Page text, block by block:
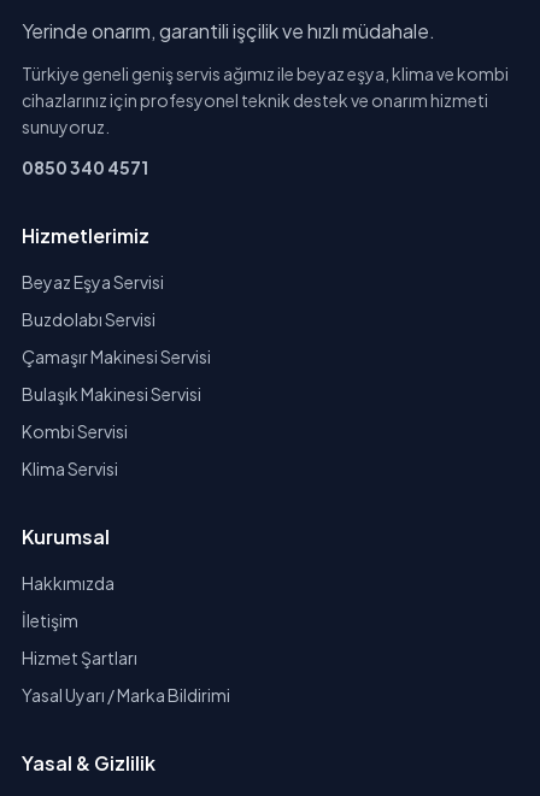
Yerinde onarım, garantili işçilik ve hızlı müdahale.
Türkiye geneli geniş servis ağımız ile beyaz eşya, klima ve kombi
cihazlarınız için profesyonel teknik destek ve onarım hizmeti
sunuyoruz.
0850 340 4571
Hizmetlerimiz
Beyaz Eşya Servisi
Buzdolabı Servisi
Çamaşır Makinesi Servisi
Bulaşık Makinesi Servisi
Kombi Servisi
Klima Servisi
Kurumsal
Hakkımızda
İletişim
Hizmet Şartları
Yasal Uyarı / Marka Bildirimi
Yasal & Gizlilik